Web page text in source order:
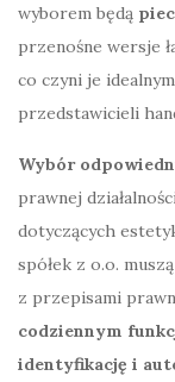
wyborem będą
przenośne wersje
co czyni je
przedstawicieli
Wybór
prawnej
dotyczących
spółek z o.o.
z przepisami
codziennym
identyfikację i